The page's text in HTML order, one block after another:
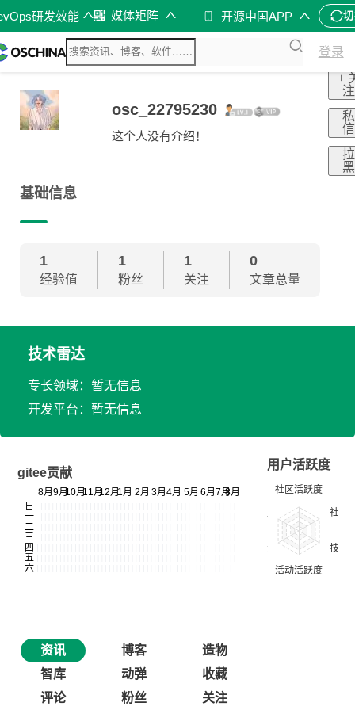
研发效能 媒体矩阵 开源中国APP
登录
osc_22795230
这个人没有介绍！
+
注
私
信
拉
黑
基础信息
1
经验值
1
粉丝
1
关注
0
文章总量
技术雷达
专长领域：暂无信息
开发平台：暂无信息
gitee贡献
用户活跃度
资讯 博客
造物
智库
动弹
收藏
评论
粉丝 关注